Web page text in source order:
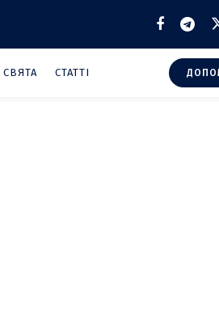
СВЯТА СТАТТІ